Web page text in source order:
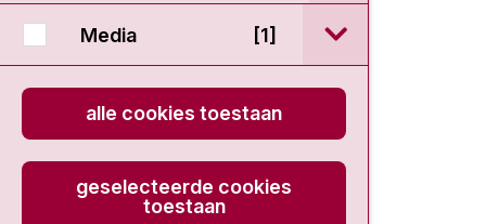
© 2026 - EDDC-NKI
Disclaimer
Cookieverklaring
Media [1] open / sluit
alle cookies toestaan
geselecteerde cookies
toestaan